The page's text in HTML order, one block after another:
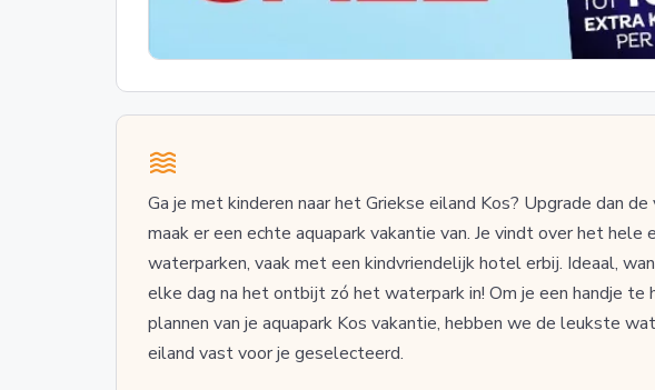
Ga je met kinderen naar het Griekse eiland Kos? Upgrade dan
maak er een echte aquapark vakantie van. Je vindt over het
waterparken, vaak met een kindvriendelijk hotel erbij. Ideaal,
elke dag na het ontbijt zó het waterpark in! Om je een handje te
plannen van je aquapark Kos vakantie, hebben we de leukste
eiland vast voor je geselecteerd.